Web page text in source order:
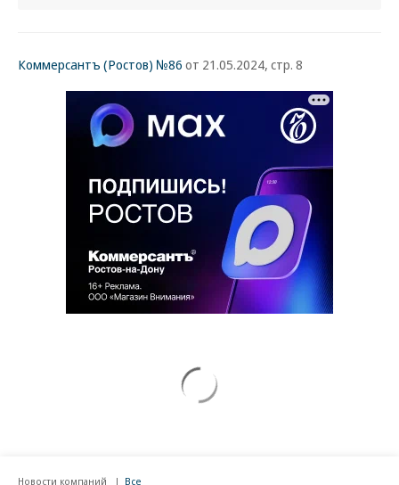
Коммерсантъ (Ростов) №86 от 21.05.2024, стр. 8
Новости компаний Все